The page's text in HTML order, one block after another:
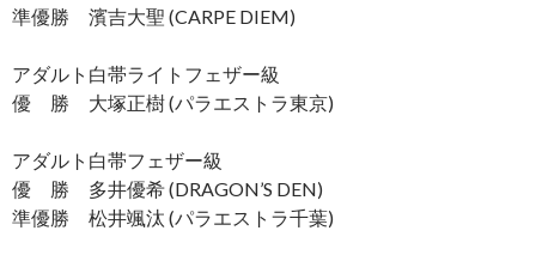
準優勝 濱吉大聖 (CARPE DIEM)
アダルト白帯ライトフェザー級
優 勝 大塚正樹 (パラエストラ東京)
アダルト白帯フェザー級
優 勝 多井優希 (DRAGON’S DEN)
準優勝 松井颯汰 (パラエストラ千葉)